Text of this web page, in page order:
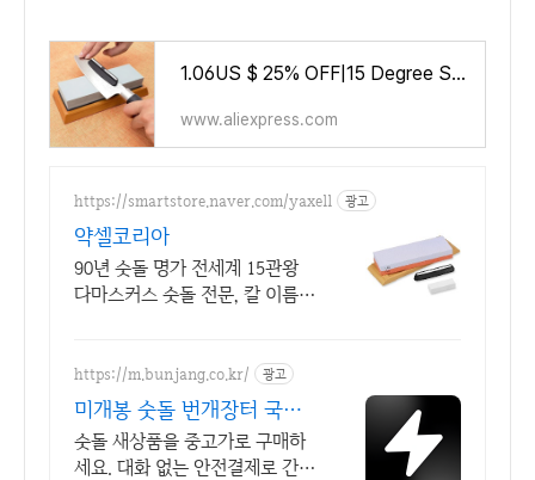
1.06US $ 25% OFF|15 Degree Sharpener Angle Guide Sharpening Stone Whetstone Fixed Angle Accessory Profession Tool Kitchen Knive
www.aliexpress.com
https://smartstore.naver.com/yaxell 광고
약셀코리아
90년 숫돌 명가 전세계 15관왕
다마스커스 숫돌 전문, 칼 이름새
https://m.bunjang.co.kr/ 광고
미개봉 숫돌 번개장터 국내
최대 브랜드 중고거래
숫돌 새상품을 중고가로 구매하
세요. 대화 없는 안전결제로 간편